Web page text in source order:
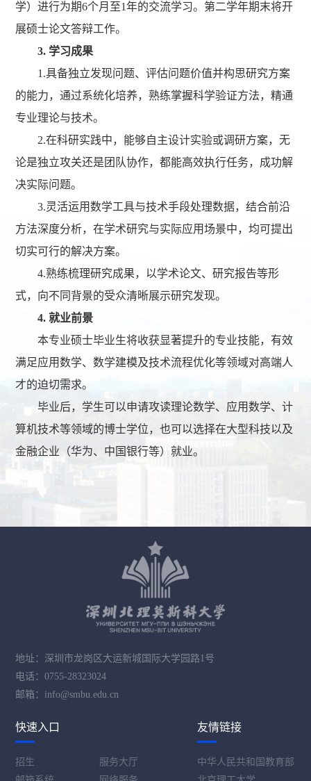
学）进行为期6个月至1年的交流学习。第二学年期末将开
展硕士论文答辩工作。
3. 学习成果
1.具备独立发现问题、评估问题价值并构思研究方案
的能力，通过系统化培养，熟练掌握科学验证方法，精通
专业理论与技术。
2.在科研实践中，能够自主设计实验或调研方案，无
论是独立攻关还是团队协作，都能高效执行任务，成功解
决实际问题。
3.灵活运用数学工具与技术手段处理数据，结合前沿
方法深度分析，在学术研究与实际应用场景中，均可提出
切实可行的解决方案。
4.熟练梳理研究成果，以学术论文、研究报告等形
式，向不同背景的受众清晰展示研究发现。
4. 就业前景
本专业硕士毕业生将收获显著提升的专业技能，有效
满足应用数学、数学建模及技术流程优化等领域对高端人
才的迫切需求。
毕业后，学生可以申请攻读理论数学、应用数学、计
算机技术等领域的博士学位，也可以选择在大型科技以及
金融企业（华为、中国银行等）就业。
地址：深圳市龙岗区大运新城国际大学园路1号
电话：0755-28323024
邮箱：info@smbu.edu.cn
快速入口
招生
服务大厅
友情链接
中华人民共和国教育部